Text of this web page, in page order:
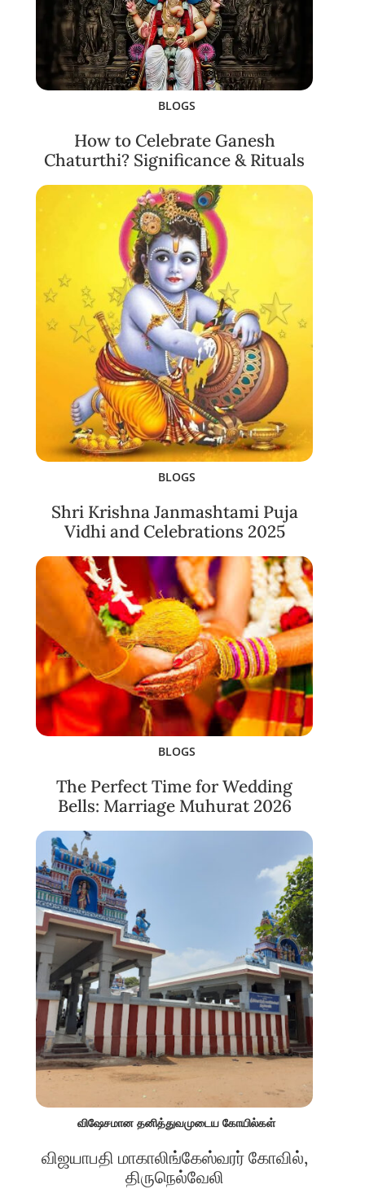
BLOGS
How to Celebrate Ganesh
Chaturthi? Significance & Rituals
BLOGS
Shri Krishna Janmashtami Puja
Vidhi and Celebrations 2025
BLOGS
The Perfect Time for Wedding
Bells: Marriage Muhurat 2026
விஷேசமான தனித்துவமுடைய கோயில்கள்
விஜயாபதி மாகாலிங்கேஸ்வரர் கோவில்,
திருநெல்வேலி